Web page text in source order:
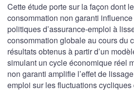
Cette étude porte sur la façon dont
consommation non garanti
politiques d’assurance-emploi à
consommation globale au cours du
résultats obtenus à partir d’un
simulant un cycle économique réel
non garanti amplifie l’effet de
emploi sur les fluctuations